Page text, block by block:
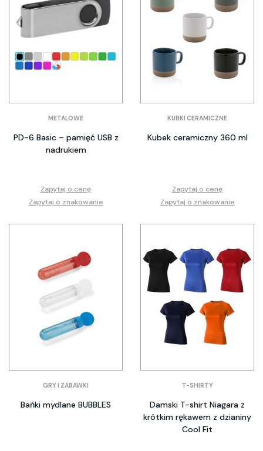
METALOWE
PD-6 Basic – pamięć USB z
nadrukiem
Zapytaj o cenę
Zapytaj o znakowanie
KUBKI CERAMICZNE
Kubek ceramiczny 360 ml
Zapytaj o cenę
Zapytaj o znakowanie
GRY I ZABAWKI
Bańki mydlane BUBBLES
T-SHIRTY
Damski T-shirt Niagara z
krótkim rękawem z dzianiny
Cool Fit